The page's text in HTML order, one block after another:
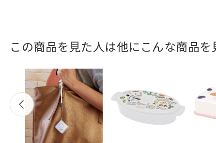
この商品を見た人は他にこんな商品を